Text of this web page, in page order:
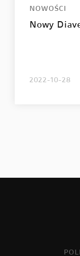
NOWOŚCI
Nowy
2022-10-28